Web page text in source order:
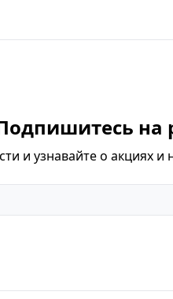
на
и узнавайте о акциях и